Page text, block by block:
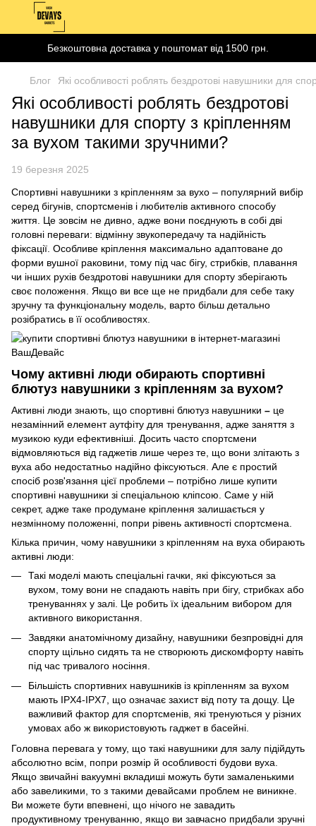
Безкоштовна доставка у поштомат від 1500 грн.
Блог Які особливості роблять бездротові навушники для
Які особливості роблять бездротові
навушники для спорту з кріпленням
за вухом такими зручними?
19 березня 2025
Спортивні навушники з кріпленням за вухо – популярний вибір
серед бігунів, спортсменів і любителів активного способу
життя. Це зовсім не дивно, адже вони поєднують в собі дві
головні переваги: відмінну звукопередачу та надійність
фіксації. Особливе кріплення максимально адаптоване до
форми вушної раковини, тому під час бігу, стрибків, плавання
чи інших рухів бездротові навушники для спорту зберігають
своє положення. Якщо ви все ще не придбали для себе таку
зручну та функціональну модель, варто більш детально
розібратись в її особливостях.
Чому активні люди обирають спортивні
блютуз навушники з кріпленням за вухом?
Активні люди знають, що спортивні блютуз навушники – це
незамінний елемент аутфіту для тренування, адже заняття з
музикою куди ефективніші. Досить часто спортсмени
відмовляються від гаджетів лише через те, що вони злітають з
вуха або недостатньо надійно фіксуються. Але є простий
спосіб розв'язання цієї проблеми – потрібно лише купити
спортивні навушники зі спеціальною кліпсою. Саме у ній
секрет, адже таке продумане кріплення залишається у
незмінному положенні, попри рівень активності спортсмена.
Кілька причин, чому навушники з кріпленням на вуха обирають
активні люди:
Такі моделі мають спеціальні гачки, які фіксуються за
вухом, тому вони не спадають навіть при бігу, стрибках або
тренуваннях у залі. Це робить їх ідеальним вибором для
активного використання.
Завдяки анатомічному дизайну, навушники безпровідні для
спорту щільно сидять та не створюють дискомфорту навіть
під час тривалого носіння.
Більшість спортивних навушників із кріпленням за вухом
мають IPX4-IPX7, що означає захист від поту та дощу. Це
важливий фактор для спортсменів, які тренуються у різних
умовах або ж використовують гаджет в басейні.
Головна перевага у тому, що такі навушники для залу підійдуть
абсолютно всім, попри розмір й особливості будови вуха.
Якщо звичайні вакуумні вкладиші можуть бути замаленькими
або завеликими, то з такими девайсами проблем не виникне.
Ви можете бути впевнені, що нічого не завадить
продуктивному тренуванню, якщо ви завчасно придбали зручні